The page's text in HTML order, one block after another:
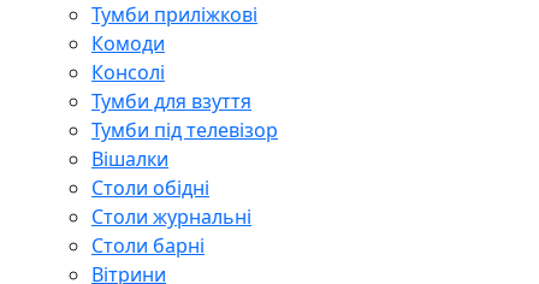
Тумби приліжкові
Комоди
Консолі
Тумби для взуття
Тумби під телевізор
Вішалки
Столи обідні
Столи журнальні
Столи барні
Вітрини